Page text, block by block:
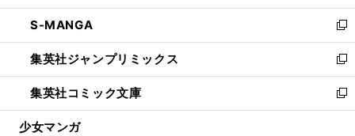
開
く
ウ
で
開
く
ン
ド
ウ
で
開
く
ウ
ィ
ン
ド
ウ
で
開
し
い
ウ
ィ
ン
ド
ウ
S-MANGA
新
し
い
ウ
ィ
ン
集英社ジャンプリミックス
新
し
い
ウ
集英社コミック文庫
新
し
少女マンガ